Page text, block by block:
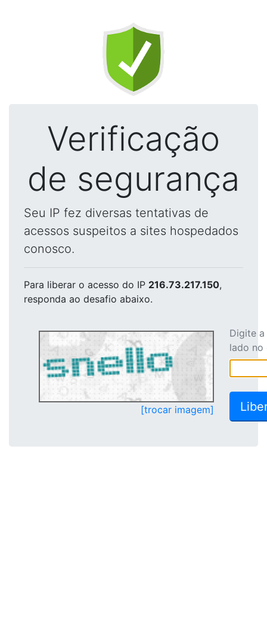
Verificação
de segurança
Seu IP fez diversas tentativas de
acessos suspeitos a sites hospedados
conosco.
Para liberar o acesso do IP 216.73.217.150,
responda ao desafio abaixo.
[trocar imagem]
Digite
lado no